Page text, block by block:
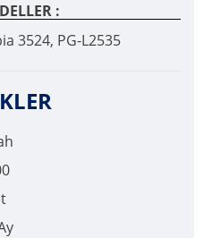
:
3524, PG-L2535